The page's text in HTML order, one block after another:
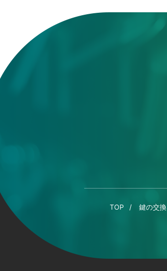
TOP 鍵の交換